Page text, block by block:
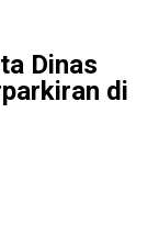
Dinas
di